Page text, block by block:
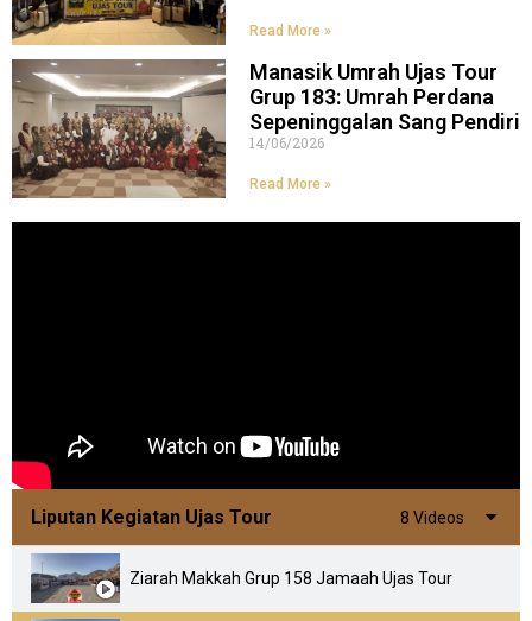
Read More »
Manasik Umrah Ujas Tour
Grup 183: Umrah Perdana
Sepeninggalan Sang Pendiri
14/06/2026
Read More »
Liputan Kegiatan Ujas Tour 8 Videos
Ziarah Makkah Grup 158 Jamaah Ujas Tour